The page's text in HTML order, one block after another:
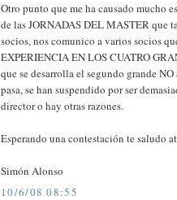
Otro punto que me ha causado mucho
de las JORNADAS DEL MASTER que
socios, nos comunico a varios socios
EXPERIENCIA EN LOS CUATRO
que se desarrolla el segundo grande
pasa, se han suspendido por ser
director o hay otras razones.
Esperando una contestación te saludo
Simón Alonso
10/6/08 08:55